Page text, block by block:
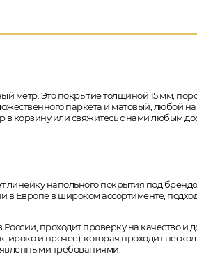
метр. Это покрытие толщиной 15 мм,
паркета и матовый, любой
корзину или свяжитесь с нами любым
напольного покрытия под
Европе в широком ассортименте,
проходит проверку на качество и
и прочее), которая проходит
требованиями.